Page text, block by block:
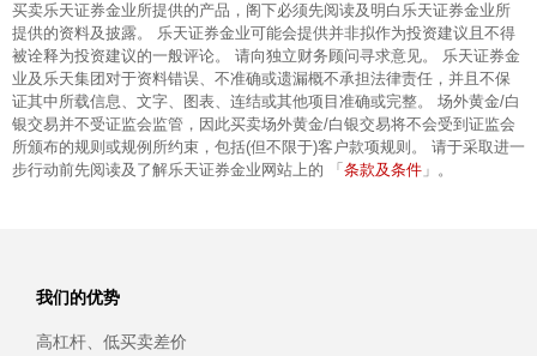
买卖乐天证券金业所提供的产品，阁下必须先阅读及明白乐天证券金业所
提供的资料及披露。 乐天证券金业可能会提供并非拟作为投资建议且不得
被诠释为投资建议的一般评论。 请向独立财务顾问寻求意见。 乐天证券金
业及乐天集团对于资料错误、不准确或遗漏概不承担法律责任，并且不保
证其中所载信息、文字、图表、连结或其他项目准确或完整。 场外黄金/白
银交易并不受证监会监管，因此买卖场外黄金/白银交易将不会受到证监会
所颁布的规则或规例所约束，包括(但不限于)客户款项规则。 请于采取进一
步行动前先阅读及了解乐天证券金业网站上的 「 条款及条件 」。
我们的优势
高杠杆、低买卖差价